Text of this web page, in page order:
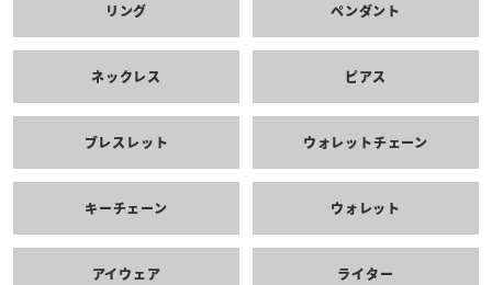
リング ペンダント
ネックレス ピアス
ブレスレット ウォレットチェーン
キーチェーン ウォレット
アイウェア ライター